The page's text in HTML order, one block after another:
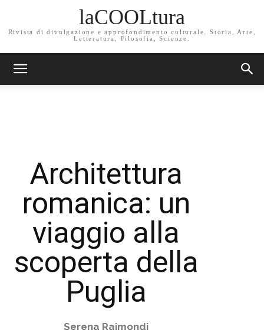
laCOOLtura
Rivista di divulgazione e approfondimento culturale. Storia, Arte,
Letteratura, Filosofia, Scienze.
Architettura
romanica: un
viaggio alla
scoperta della
Puglia
Serena Raimondi